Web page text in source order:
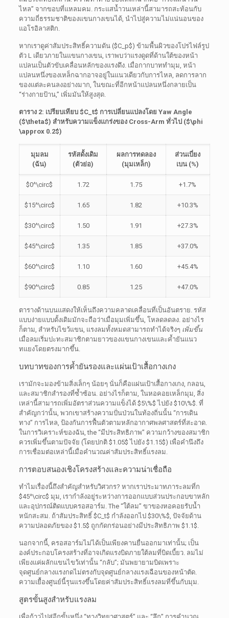
ไหล” จากขอบที่แหลมคม. กระแสน้ำวนเหล่านี้สามารถสะท้อนกับ
ความถี่ธรรมชาติของแขนกางเขนได้, นำไปสู่ความไม่แน่นอนของ
แอโรอิลาสติก.
หากเราดูค่าสัมประสิทธิ์ความดัน ($C_p$) ข้ามพื้นผิวของโปรไฟล์รูป
ตัว L เดียวภายในแขนกางเขน, เราพบว่าแรงดูดที่ด้านใต้ของหน้า
แปลนเป็นตัวขับเคลื่อนหลักของแรงดึง. เมื่อกากบาททำมุม, หน้า
แปลนหนึ่งของเหล็กฉากอาจอยู่ในแนวเดียวกับการไหล, ลดการลาก
ของแต่ละคนลงอย่างมาก, ในขณะที่อีกหน้าแปลนหนึ่งกลายเป็น
“ร่างกายป้าน,” เพิ่มมันให้สูงสุด.
ตาราง 2: เปรียบเทียบ $C_t$ การเปลี่ยนแปลงโดย Yaw Angle
($\theta$) สำหรับความแข็งแกร่งของ Cross-Arm ทั่วไป ($\phi
\approx 0.2$)
มุมลม
(ฉัน)
รหัสดั้งเดิม
(ตัวย่อ)
ผลการทดลอง
(มุมเหล็ก)
ส่วนเบี่ยง
เบน (%)
$0^\circ$ 1.72 1.75 +1.7%
$15^\circ$ 1.65 1.82 +10.3%
$30^\circ$ 1.50 1.91 +27.3%
$45^\circ$ 1.35 1.85 +37.0%
$60^\circ$ 1.10 1.60 +45.4%
$90^\circ$ 0.85 1.25 +47.0%
ตารางด้านบนแสดงให้เห็นถึงความคลาดเคลื่อนที่เป็นอันตราย. รหัส
แบบง่ายแบบดั้งเดิมมักจะถือว่าเมื่อมุมเพิ่มขึ้น, โหลดลดลง. อย่างไร
ก็ตาม, สำหรับไขว้แขน, แรงลมทั้งหมดสามารถทำได้จริงๆ เพิ่มขึ้น
เมื่อลมเริ่มปะทะสมาชิกตามยาวของแขนกางเขนและค้ำยันแนว
ทแยงโดยตรงมากขึ้น.
บทบาทของการค้ำยันรองและแผ่นเป้าเสื้อกางเกง
เรามักจะมองข้ามสิ่งเล็กๆ น้อยๆ นั่นก็คือแผ่นเป้าเสื้อกางเกง, กลอน,
และสมาชิกสำรองที่ซ้ำซ้อน. อย่างไรก็ตาม, ในหอคอยเหล็กมุม, สิ่ง
เหล่านี้สามารถเพิ่มอัตราส่วนความแข็งได้ $5\%$ ไปยัง $10\%$. ที่
สำคัญกว่านั้น, พวกเขาสร้างความปั่นป่วนในท้องถิ่นนั้น “การเดิน
ทาง” การไหล, ป้องกันการฟื้นตัวตามหลักอากาศพลศาสตร์ที่สะอาด.
ในการวิเคราะห์ของฉัน,the“มีประสิทธิภาพ” ความกว้างของสมาชิก
ควรเพิ่มขึ้นตามปัจจัย (โดยปกติ $1.05$ ไปยัง $1.15$) เพื่อคำนึงถึง
การเชื่อมต่อเหล่านี้เมื่อคำนวณค่าสัมประสิทธิ์แรงลม.
การตอบสนองเชิงโครงสร้างและความน่าเชื่อถือ
ทำไมเรื่องนี้ถึงสำคัญสำหรับวิศวกร? หากเราประมาทภาระลมที่ก
$45^\circ$ มุม, เรากำลังอยู่ระหว่างการออกแบบส่วนประกอบขาหลัก
และอุปกรณ์ติดแบบครอสอาร์ม. The“ใต้ลม” ขาของหอคอยรับน้ำ
หนักสะสม. ถ้าสัมประสิทธิ์ $C_t$ กำลังออกไป $30\%$, ปัจจัยด้าน
ความปลอดภัยของ $1.5$ ถูกกัดกร่อนอย่างมีประสิทธิภาพ $1.1$.
นอกจากนี้, ครอสอาร์มไม่ได้เป็นเพียงคานยื่นออกมาเท่านั้น; เป็น
องค์ประกอบโครงสร้างที่อาจเกิดแรงบิดภายใต้ลมที่บิดเบี้ยว. ลมไม่
เพียงแค่ผลักแขนไขว้เท่านั้น “กลับ”; มันพยายามบิดเพราะ
จุดศูนย์กลางแรงกดไม่ตรงกับจุดศูนย์กลางแรงเฉือนของหน้าตัด.
ความเยื้องศูนย์นี้รุนแรงขึ้นโดยค่าสัมประสิทธิ์แรงลมที่ขึ้นกับมุม.
สูตรขั้นสูงสำหรับแรงลม